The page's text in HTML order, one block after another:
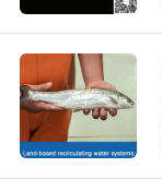
VERZOEK
OM EEN
CITAAT
SITEMAP